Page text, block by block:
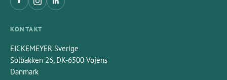
KONTAKT
EICKEMEYER Sverige
Solbakken 26, DK-6500 Vojens
Danmark